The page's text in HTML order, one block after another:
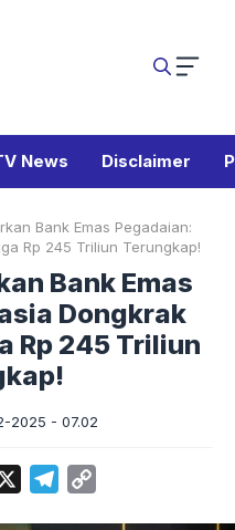
News Disclaimer
Bank Emas Pegadaian:
Rp 245 Triliun Terungkap!
Bank Emas
Dongkrak
Rp 245 Triliun
2025 - 07.02
Telegram